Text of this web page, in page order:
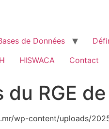
de Données
HISWACA Contact
RGE
wp-content/uploads/